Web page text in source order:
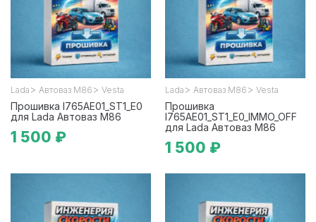
Lada > Автоваз М86 > Vesta
Прошивка I765AE01_ST1_E0
для Lada Автоваз М86
1 500 ₽
Lada > Автоваз М86 > Vesta
Прошивка
I765AE01_ST1_E0_IMMO_OFF
для Lada Автоваз М86
1 500 ₽